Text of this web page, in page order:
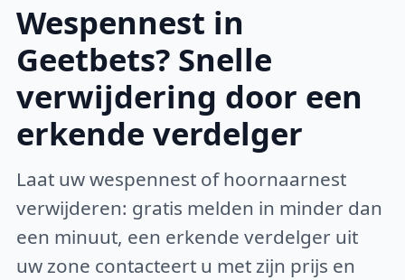
Wespennest in
Geetbets? Snelle
verwijdering door een
erkende verdelger
Laat uw wespennest of hoornaarnest
verwijderen: gratis melden in minder dan
een minuut, een erkende verdelger uit
uw zone contacteert u met zijn prijs en